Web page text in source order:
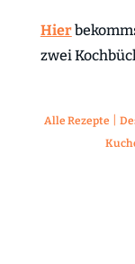
Hier
zwei
Alle Rezepte |